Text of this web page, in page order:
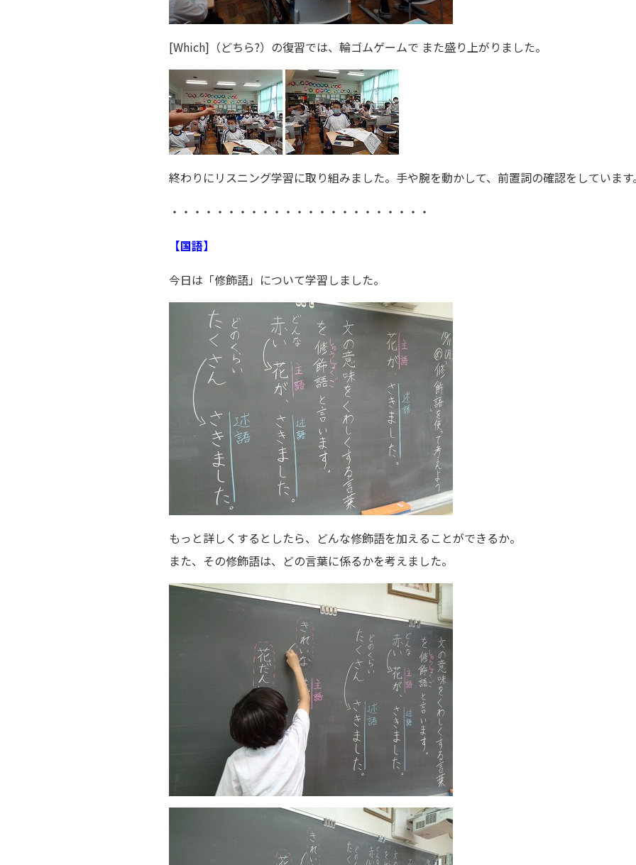
[Which]（どちら?）の復習では、輪ゴムゲームで また盛り上がりました。
終わりにリスニング学習に取り組みました。手や腕を動かして、前置詞の確認をしています。
・・・・・・・・・・・・・・・・・・・・・・・
【国語】
今日は「修飾語」について学習しました。
もっと詳しくするとしたら、どんな修飾語を加えることができるか。
また、その修飾語は、どの言葉に係るかを考えました。